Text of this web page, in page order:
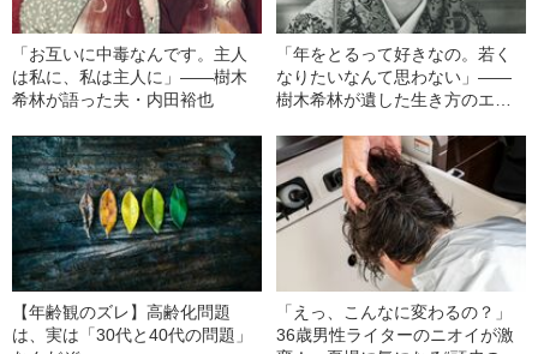
「お互いに中毒なんです。主人
は私に、私は主人に」――樹木
希林が語った夫・内田裕也
「年をとるって好きなの。若く
なりたいなんて思わない」――
樹木希林が遺した生き方のエッ
【年齢観のズレ】高齢化問題
は、実は「30代と40代の問題」
「えっ、こんなに変わるの？」
36歳男性ライターのニオイが激